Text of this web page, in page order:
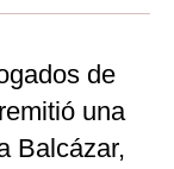
de
una
Balcázar,